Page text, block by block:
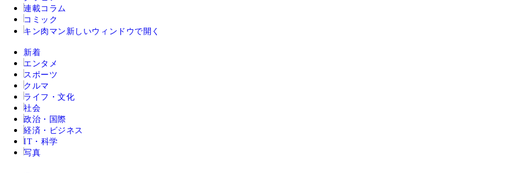
連載コラム
コミック
キン肉マン 新しいウィンドウで開く
新着
エンタメ
スポーツ
クルマ
ライフ・文化
社会
政治・国際
経済・ビジネス
IT・科学
写真